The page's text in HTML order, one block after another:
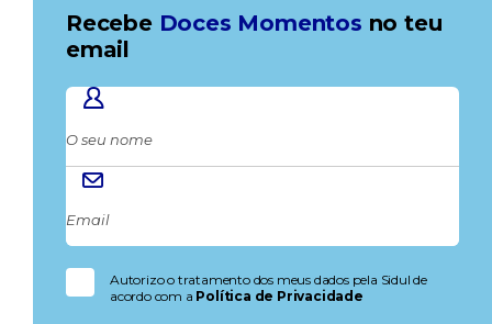
Recebe Doces Momentos no teu
email
Autorizo o tratamento dos meus dados pela Sidul de
acordo com a Política de Privacidade